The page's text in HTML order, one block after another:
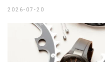
2026-07-20